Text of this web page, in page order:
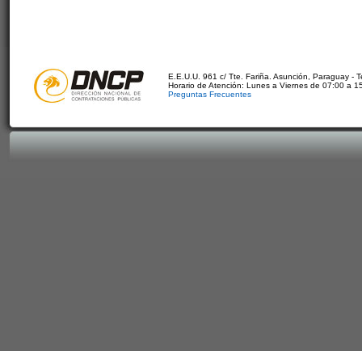
E.E.U.U. 961 c/ Tte. Fariña. Asunción, Paraguay -
Horario de Atención: Lunes a Viernes de 07:00 a
Preguntas Frecuentes